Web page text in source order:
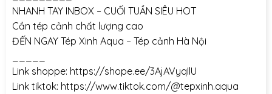
NHANH TAY INBOX – CUỐI TUẦN SIÊU HOT
Cần tép cảnh chất lượng cao
ĐẾN NGAY Tép Xinh Aqua – Tép cảnh Hà Nội
Link shoppe: https://shope.ee/3AjAVyqIlU
Link tiktok: https://www.tiktok.com/@tepxinh.aqua